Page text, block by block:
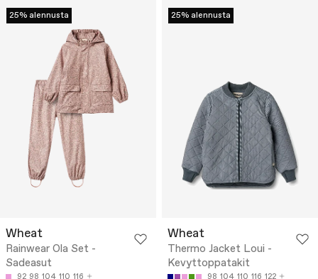
25% alennusta
Wheat
Rainwear Ola Set -
Sadeasut
92 98 104 110 116
25% alennusta
Wheat
Thermo Jacket Loui -
Kevyttoppatakit
98 104 110 116 122